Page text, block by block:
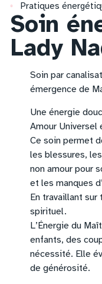
Pratiques
Soin
Lady
Soin par
émergence de
Une énergie
Amour Universel
Ce soin permet
les blessures,
non amour pour
et les manques
En travaillant
spirituel.
L’Énergie du
enfants, des
nécessité. Elle
de générosité.